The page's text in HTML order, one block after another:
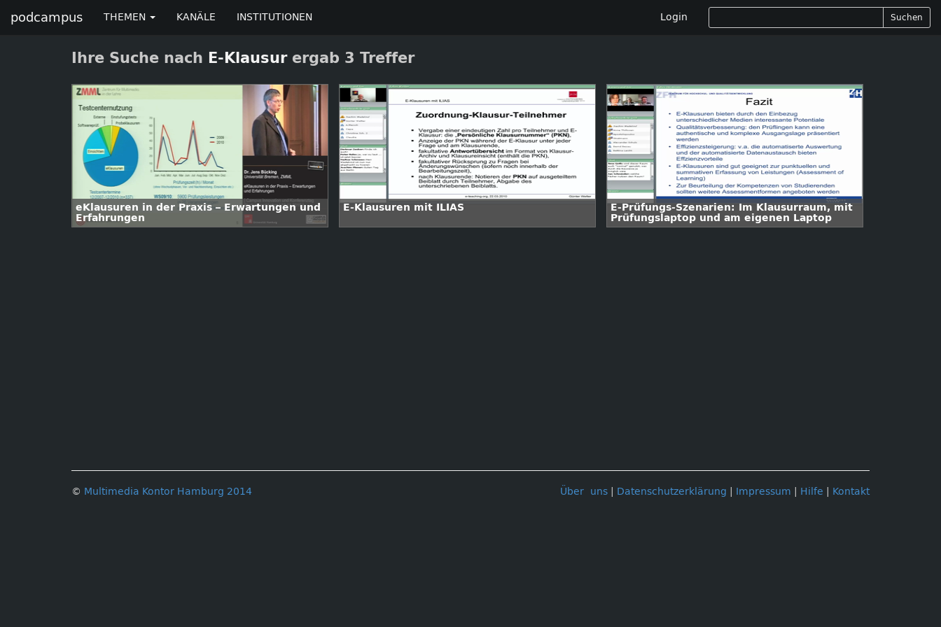
podcampus THEMEN KANÄLE INSTITUTIONEN Login Suchen
Ihre Suche nach E-Klausurergab 3 Treffer
eKlausuren in der Praxis – Erwartungen und
Erfahrungen
E-Klausuren mit ILIAS
E-Prüfungs-Szenarien: Im Klausurraum, mit
Prüfungslaptop und am eigenen Laptop
Über uns Datenschutzerklärung Impressum Hilfe Kontakt
© Multimedia Kontor Hamburg 2014